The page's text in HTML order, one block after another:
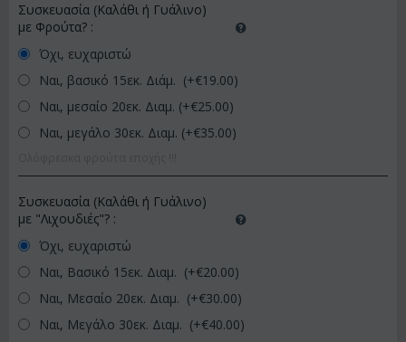
Συσκευασία (Καλάθι ή Γυάλινο)
με Φρούτα? :
Όχι, ευχαριστώ
Ναι, βασικό 15εκ. Διάμ. (+€19.00)
Ναι, μεσαίο 20εκ. Διαμ. (+€25.00)
Ναι, μεγάλο 30εκ. Διαμ. (+€35.00)
Συσκευασία (Καλάθι ή Γυάλινο)
με "Λιχουδιές"? :
Όχι, ευχαριστώ
Ναι, Βασικό 15εκ. Διαμ. (+€20.00)
Ναι, Μεσαίο 20εκ. Διαμ. (+€30.00)
Ναι, Μεγάλο 30εκ. Διαμ. (+€40.00)